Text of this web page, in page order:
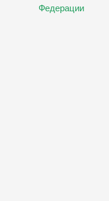
Федерации